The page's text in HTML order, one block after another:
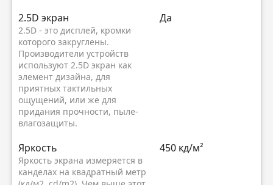
2.5D экран
2.5D - это дисплей, кромки
которого закруглены.
Производители устройств
используют 2.5D экран как
элемент дизайна, для
приятных тактильных
ощущений, или же для
придания прочности, пыле-
влагозащиты.
Да
Яркость
Яркость экрана измеряется в
канделах на квадратный метр
450 кд/м²